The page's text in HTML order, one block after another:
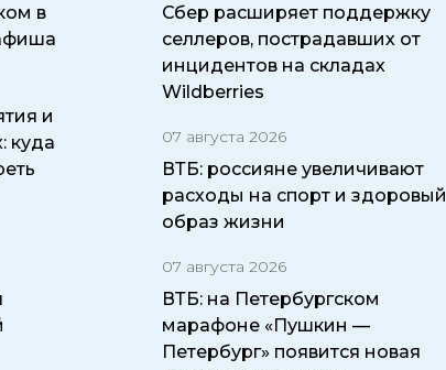
в
и
куда
Сбер расширяет поддержку
селлеров, пострадавших от
инцидентов на складах
Wildberries
07 августа 2026
ВТБ: россияне увеличивают
расходы на спорт и здоровый
образ жизни
07 августа 2026
ВТБ: на Петербургском
марафоне «Пушкин —
Петербург» появится новая